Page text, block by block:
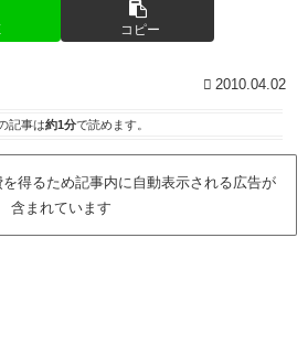
コピー
2010.04.02
記事は約1分で読めます。
得るため記事内に自動表示される広告が
含まれています